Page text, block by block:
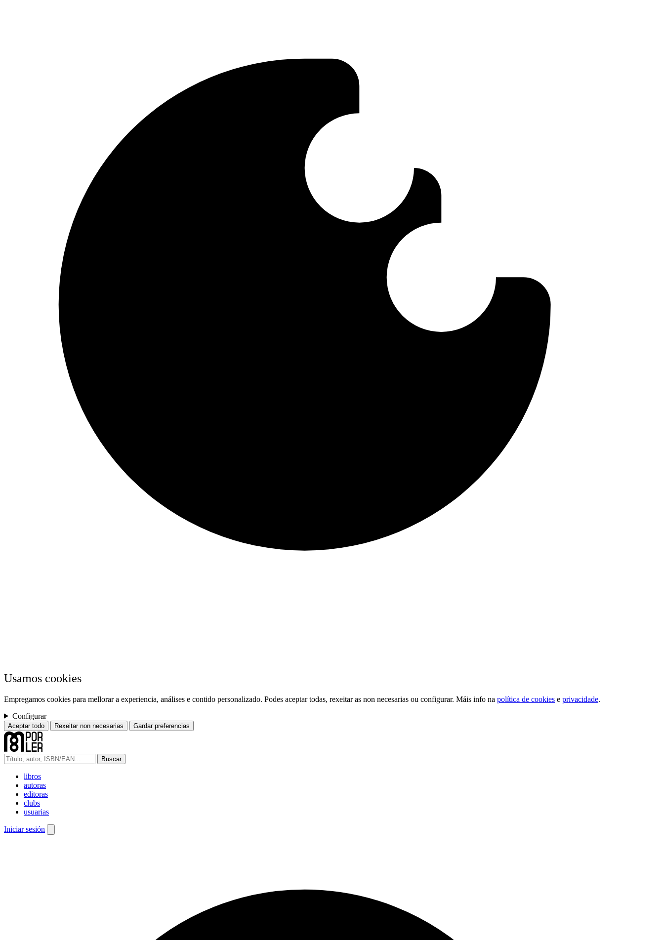
Usamos cookies
Empregamos cookies para mellorar a experiencia, análises e contido personalizado. Podes aceptar todas, rexeitar as non necesarias ou configurar. Máis info na política de cookies e privacidade.
Configurar
Aceptar todo Rexeitar non necesarias Gardar preferencias
Buscar
libros
autoras
editoras
clubs
usuarias
Iniciar sesión